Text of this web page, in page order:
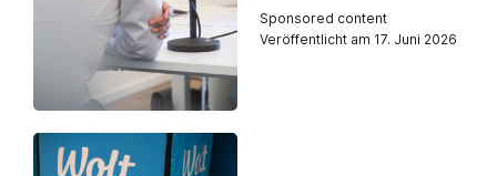
Sponsored content
Veröffentlicht am 17. Juni 2026